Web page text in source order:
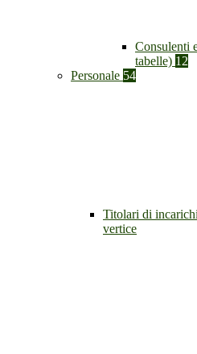
Consulenti
tabelle) 12
Personale 54
Titolari di
vertice